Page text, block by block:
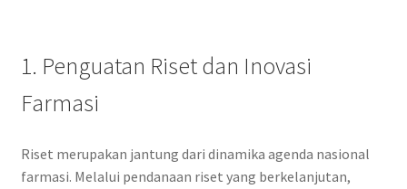
1. Penguatan Riset dan Inovasi
Farmasi
Riset merupakan jantung dari dinamika agenda nasional
farmasi. Melalui pendanaan riset yang berkelanjutan,